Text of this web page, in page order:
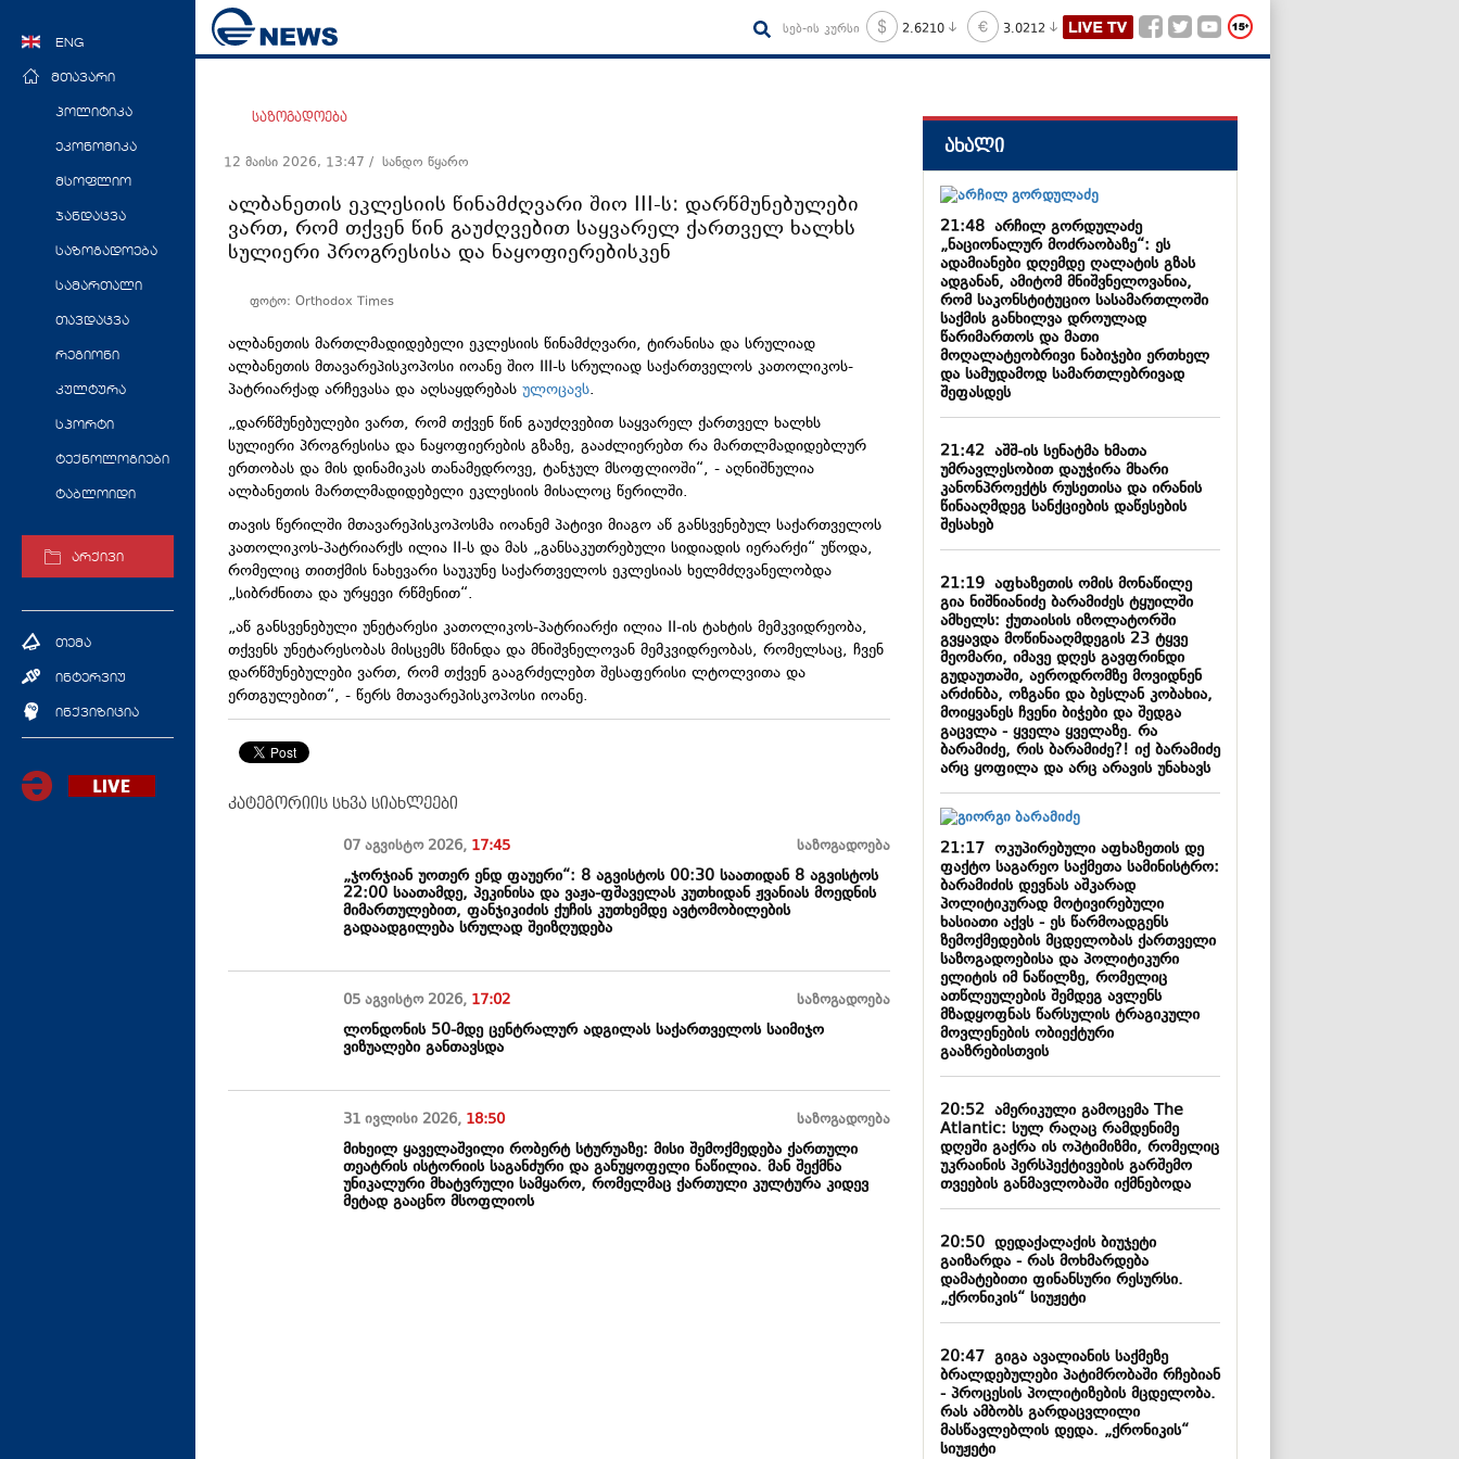
ENG
მთავარი
პოლიტიკა
ეკონომიკა
მსოფლიო
ჯანდაცვა
საზოგადოება
სამართალი
თავდაცვა
რეგიონი
კულტურა
სპორტი
ტექნოლოგიები
ტაბლოიდი
არქივი
თემა
ინტერვიუ
ინქვიზიცია
სებ-ის კურსი 2.6210 3.0212
საზოგადოება
12 მაისი 2026, 13:47 / სანდო წყარო
ალბანეთის ეკლესიის წინამძღვარი შიო III-ს: დარწმუნებულები
ვართ, რომ თქვენ წინ გაუძღვებით საყვარელ ქართველ ხალხს
სულიერი პროგრესისა და ნაყოფიერებისკენ
ფოტო: Orthodox Times
ალბანეთის მართლმადიდებელი ეკლესიის წინამძღვარი, ტირანისა და სრულიად
ალბანეთის მთავარეპისკოპოსი იოანე შიო III-ს სრულიად საქართველოს კათოლიკოს-
პატრიარქად არჩევასა და აღსაყდრებას ულოცავს.
„დარწმუნებულები ვართ, რომ თქვენ წინ გაუძღვებით საყვარელ ქართველ ხალხს
სულიერი პროგრესისა და ნაყოფიერების გზაზე, გააძლიერებთ რა მართლმადიდებლურ
ერთობას და მის დინამიკას თანამედროვე, ტანჯულ მსოფლიოში“, - აღნიშნულია
ალბანეთის მართლმადიდებელი ეკლესიის მისალოც წერილში.
თავის წერილში მთავარეპისკოპოსმა იოანემ პატივი მიაგო აწ განსვენებულ საქართველოს
კათოლიკოს-პატრიარქს ილია II-ს და მას „განსაკუთრებული სიდიადის იერარქი“ უწოდა,
რომელიც თითქმის ნახევარი საუკუნე საქართველოს ეკლესიას ხელმძღვანელობდა
„სიბრძნითა და ურყევი რწმენით“.
„აწ განსვენებული უნეტარესი კათოლიკოს-პატრიარქი ილია II-ის ტახტის მემკვიდრეობა,
თქვენს უნეტარესობას მისცემს წმინდა და მნიშვნელოვან მემკვიდრეობას, რომელსაც, ჩვენ
დარწმუნებულები ვართ, რომ თქვენ გააგრძელებთ შესაფერისი ლტოლვითა და
ერთგულებით“, - წერს მთავარეპისკოპოსი იოანე.
კატეგორიის სხვა სიახლეები
07 აგვისტო 2026, 17:45 საზოგადოება
„ჯორჯიან უოთერ ენდ ფაუერი“: 8 აგვისტოს 00:30 საათიდან 8 აგვისტოს
22:00 საათამდე, პეკინისა და ვაჟა-ფშაველას კუთხიდან ჟვანიას მოედნის
მიმართულებით, ფანჯიკიძის ქუჩის კუთხემდე ავტომობილების
გადაადგილება სრულად შეიზღუდება
05 აგვისტო 2026, 17:02 საზოგადოება
ლონდონის 50-მდე ცენტრალურ ადგილას საქართველოს საიმიჯო
ვიზუალები განთავსდა
31 ივლისი 2026, 18:50 საზოგადოება
მიხეილ ყაველაშვილი რობერტ სტურუაზე: მისი შემოქმედება ქართული
თეატრის ისტორიის საგანძური და განუყოფელი ნაწილია. მან შექმნა
უნიკალური მხატვრული სამყარო, რომელმაც ქართული კულტურა კიდევ
მეტად გააცნო მსოფლიოს
ახალი
21:48არჩილ გორდულაძე
„ნაციონალურ მოძრაობაზე“: ეს
ადამიანები დღემდე ღალატის გზას
ადგანან, ამიტომ მნიშვნელოვანია,
რომ საკონსტიტუციო სასამართლოში
საქმის განხილვა დროულად
წარიმართოს და მათი
მოღალატეობრივი ნაბიჯები ერთხელ
და სამუდამოდ სამართლებრივად
შეფასდეს
21:42აშშ-ის სენატმა ხმათა
უმრავლესობით დაუჭირა მხარი
კანონპროექტს რუსეთისა და ირანის
წინააღმდეგ სანქციების დაწესების
შესახებ
21:19აფხაზეთის ომის მონაწილე
გია ნიშნიანიძე ბარამიძეს ტყუილში
ამხელს: ქუთაისის იზოლატორში
გვყავდა მოწინააღმდეგის 23 ტყვე
მეომარი, იმავე დღეს გავფრინდი
გუდაუთაში, აეროდრომზე მოვიდნენ
არძინბა, ოზგანი და ბესლან კობახია,
მოიყვანეს ჩვენი ბიჭები და შედგა
გაცვლა - ყველა ყველაზე. რა
ბარამიძე, რის ბარამიძე?! იქ ბარამიძე
არც ყოფილა და არც არავის უნახავს
21:17ოკუპირებული აფხაზეთის დე
ფაქტო საგარეო საქმეთა სამინისტრო:
ბარამიძის დევნას აშკარად
პოლიტიკურად მოტივირებული
ხასიათი აქვს - ეს წარმოადგენს
ზემოქმედების მცდელობას ქართველი
საზოგადოებისა და პოლიტიკური
ელიტის იმ ნაწილზე, რომელიც
ათწლეულების შემდეგ ავლენს
მზადყოფნას წარსულის ტრაგიკული
მოვლენების ობიექტური
გააზრებისთვის
20:52ამერიკული გამოცემა The
Atlantic: სულ რაღაც რამდენიმე
დღეში გაქრა ის ოპტიმიზმი, რომელიც
უკრაინის პერსპექტივების გარშემო
თვეების განმავლობაში იქმნებოდა
20:50დედაქალაქის ბიუჯეტი
გაიზარდა - რას მოხმარდება
დამატებითი ფინანსური რესურსი.
„ქრონიკის“ სიუჟეტი
20:47გიგა ავალიანის საქმეზე
ბრალდებულები პატიმრობაში რჩებიან
- პროცესის პოლიტიზების მცდელობა.
რას ამბობს გარდაცვლილი
მასწავლებლის დედა. „ქრონიკის“
სიუჟეტი